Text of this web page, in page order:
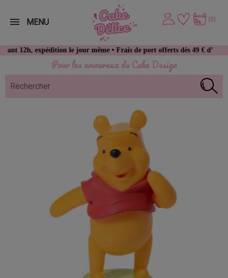
Pour les amoureux du Cake Design
expédition le jour même • Frais de port offerts dès 49 € d’achat
(0)
MENU